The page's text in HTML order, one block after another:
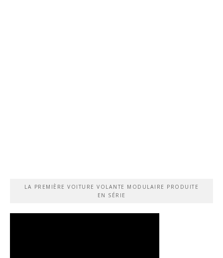
LA PREMIÈRE VOITURE VOLANTE MODULAIRE PRODUITE
EN SÉRIE